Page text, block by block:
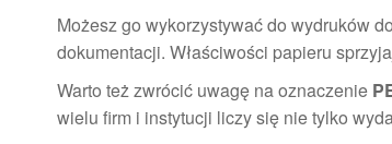
Możesz go wykorzystywać do wydruków
dokumentacji. Właściwości papieru
Warto też zwrócić uwagę na oznaczenie
wielu firm i instytucji liczy się nie tylko